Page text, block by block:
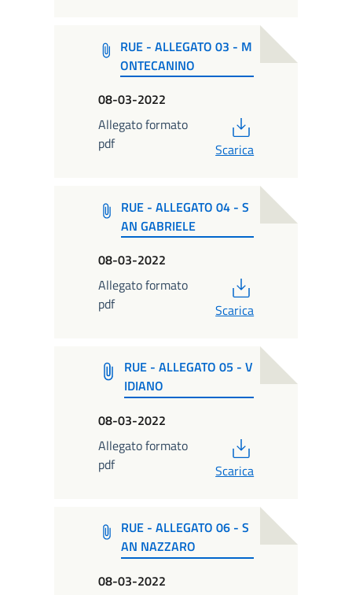
RUE - ALLEGATO 03 - M
ONTECANINO
08-03-2022
Allegato formato
pdf
Scarica
RUE - ALLEGATO 04 - S
AN GABRIELE
08-03-2022
Allegato formato
pdf
Scarica
RUE - ALLEGATO 05 - V
IDIANO
08-03-2022
Allegato formato
pdf
Scarica
RUE - ALLEGATO 06 - S
AN NAZZARO
08-03-2022